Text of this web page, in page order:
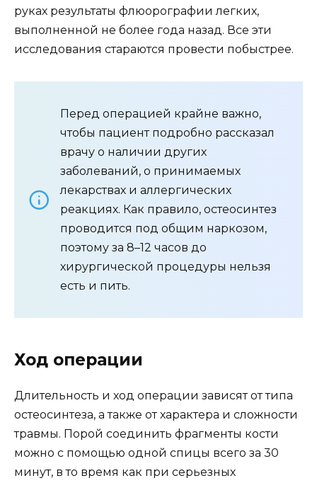
руках результаты флюорографии легких,
выполненной не более года назад. Все эти
исследования стараются провести побыстрее.
Перед операцией крайне важно,
чтобы пациент подробно рассказал
врачу о наличии других
заболеваний, о принимаемых
лекарствах и аллергических
реакциях. Как правило, остеосинтез
проводится под общим наркозом,
поэтому за 8–12 часов до
хирургической процедуры нельзя
есть и пить.
Ход операции
Длительность и ход операции зависят от типа
остеосинтеза, а также от характера и сложности
травмы. Порой соединить фрагменты кости
можно с помощью одной спицы всего за 30
минут, в то время как при серьезных